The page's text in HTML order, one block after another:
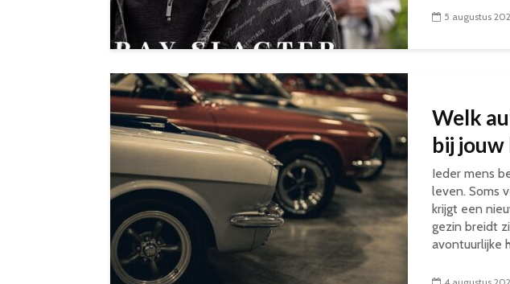
5 augustus
Welk
bij
Ieder mens
leven. Soms
krijgt een
gezin breidt
avontuurlijke